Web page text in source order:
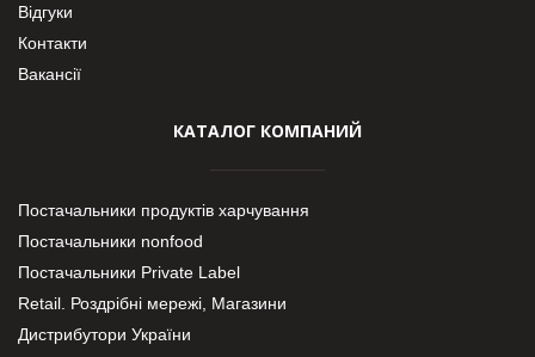
Відгуки
Контакти
Вакансії
КАТАЛОГ КОМПАНИЙ
Постачальники продуктів харчування
Постачальники nonfood
Постачальники Private Label
Retail. Роздрібні мережі, Магазини
Дистрибутори України